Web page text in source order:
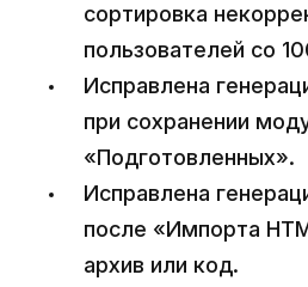
сортировка
пользователей со
Исправлена
при сохранении
«Подготовленных».
Исправлена
после «Импорта
архив или код.